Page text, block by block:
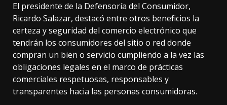
El presidente de la Defensoría del Consumidor,
Ricardo Salazar, destacó entre otros beneficios la
certeza y seguridad del comercio electrónico que
tendrán los consumidores del sitio o red donde
compran un bien o servicio cumpliendo a la vez las
obligaciones legales en el marco de prácticas
comerciales respetuosas, responsables y
transparentes hacia las personas consumidoras.